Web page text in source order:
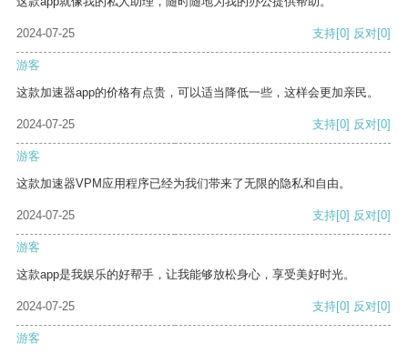
2024-07-25 支持[0] 反对[0]
游客
这款加速器app的价格有点贵，可以适当降低一些，这样会更加亲民。
2024-07-25 支持[0] 反对[0]
游客
这款加速器VPM应用程序已经为我们带来了无限的隐私和自由。
2024-07-25 支持[0] 反对[0]
游客
这款app是我娱乐的好帮手，让我能够放松身心，享受美好时光。
2024-07-25 支持[0] 反对[0]
游客